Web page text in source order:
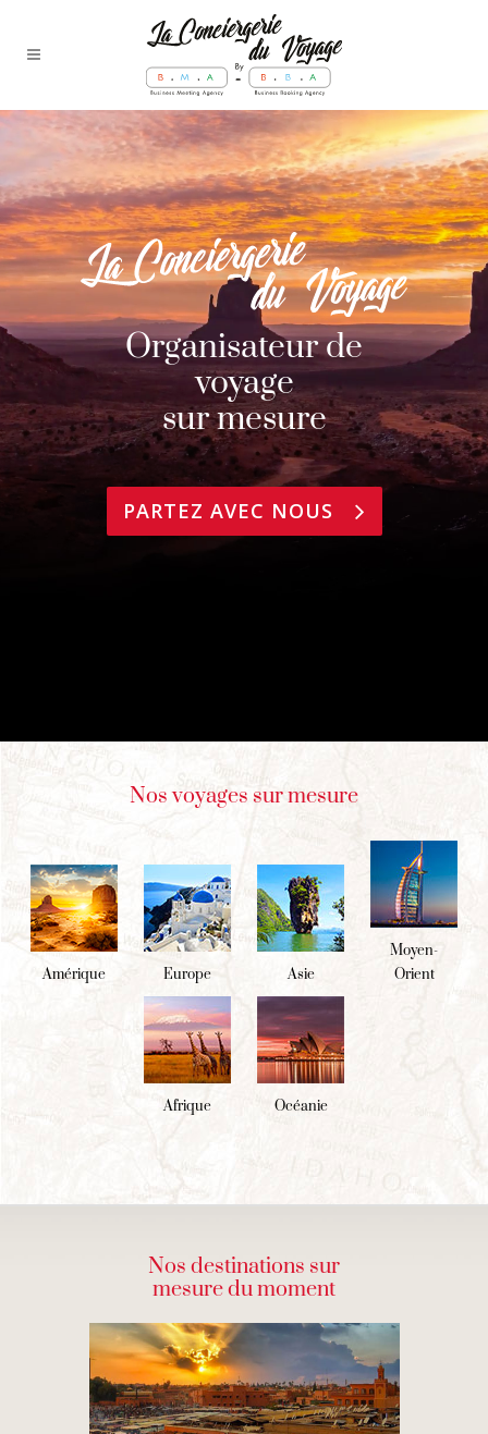
Organisateur de
voyage
sur mesure
PARTEZ AVEC NOUS
Nos voyages sur mesure
Amérique Europe Asie
Moyen-
Orient
Afrique Océanie
Nos destinations sur
mesure du moment